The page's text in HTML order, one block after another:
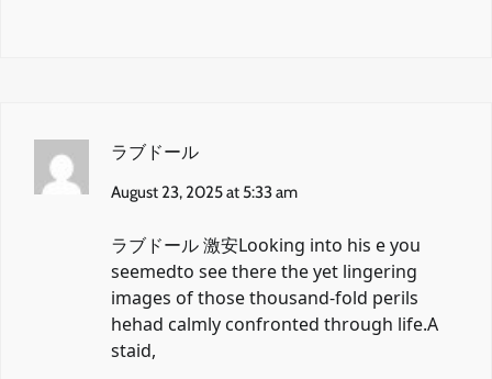
ラブドール
August 23, 2025 at 5:33 am
ラブドール 激安Looking into his e you
seemedto see there the yet lingering
images of those thousand-fold perils
hehad calmly confronted through life.A
staid,